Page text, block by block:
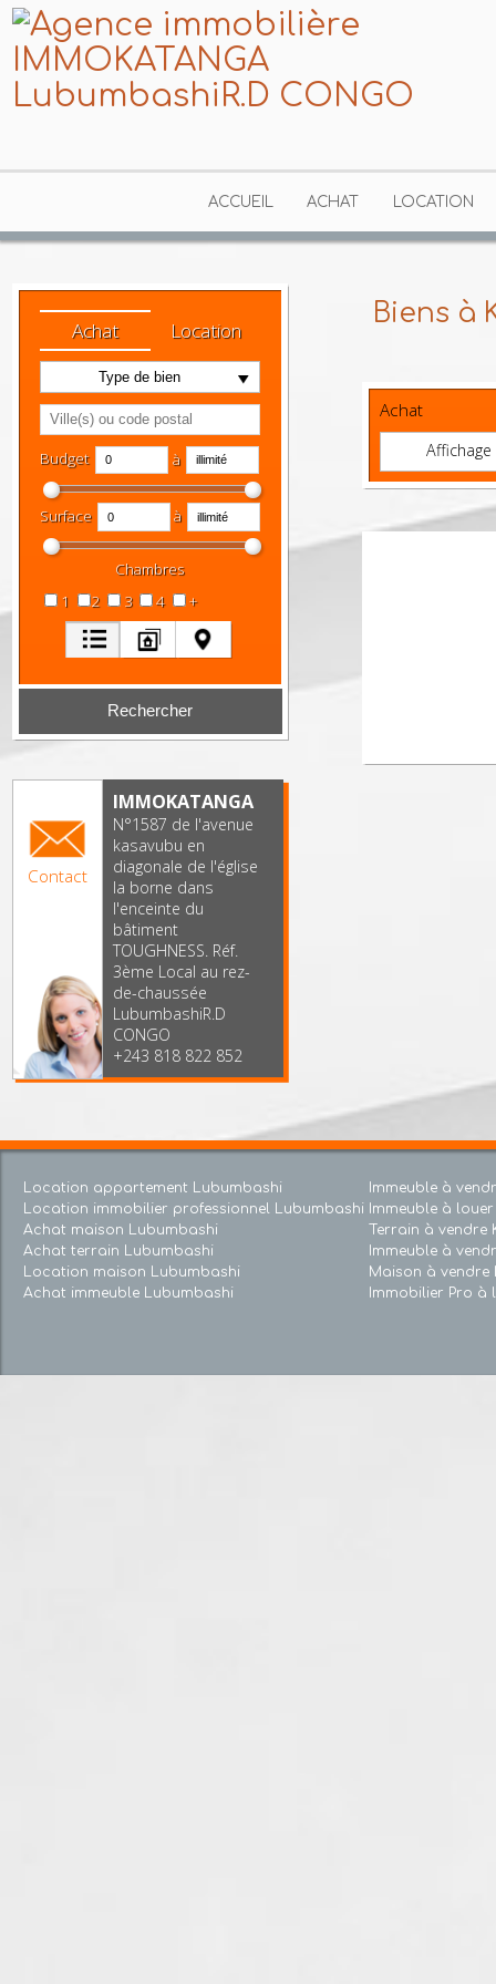
ACCUEIL ACHAT LOCATION
Achat Location
Type de bien
Budget à
Surface à
Chambres
1
2 3 4 +
IMMOKATANGA
N°1587 de l'avenue
kasavubu en
diagonale de l'église
la borne dans
l'enceinte du
bâtiment
TOUGHNESS. Réf.
3ème Local au rez-
de-chaussée
LubumbashiR.D
CONGO
Biens
Achat
Location appartement Lubumbashi
Location immobilier professionnel Lubumbashi
Achat maison Lubumbashi
Immeuble à
Immeuble à
Terrain à